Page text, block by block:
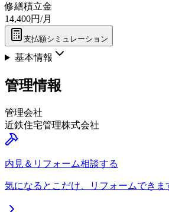
修繕積立金
14,400円/月
支払額シミュレーション
基本情報
管理情報
管理会社
近鉄住宅管理株式会社
内見＆リフォーム相談する
気になるとこだけ、リフォームできま